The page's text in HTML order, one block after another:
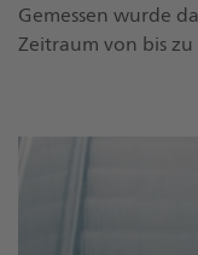
Gemessen wurde
Zeitraum von bis